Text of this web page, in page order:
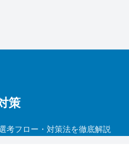
策
考フロー・対策法を徹底解説